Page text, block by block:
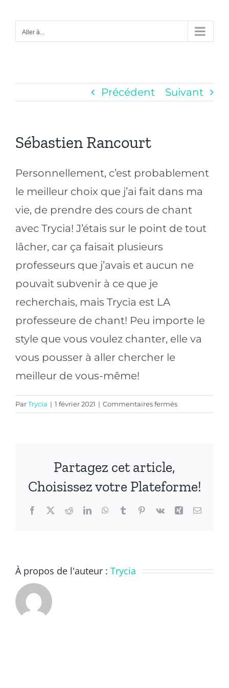
contenu
Aller à...
Précédent Suivant
Sébastien Rancourt
Personnellement, c’est probablement
le meilleur choix que j’ai fait dans ma
vie, de prendre des cours de chant
avec Trycia! J’étais sur le point de tout
lâcher, car ça faisait plusieurs
professeurs que j’avais et aucun ne
pouvait subvenir à ce que je
recherchais, mais Trycia est LA
professeure de chant! Peu importe le
style que vous voulez chanter, elle va
vous pousser à aller chercher le
meilleur de vous-même!
ParTrycia | 1 février 2021 | Commentaires ferméssur
Sébastien
Partagez cet article,
Choisissez votre Plateforme!
Facebook
X RedditLinkedInWhatsApp
TumblrPinterest
Vk Xing Email
À propos de l'auteur : Trycia